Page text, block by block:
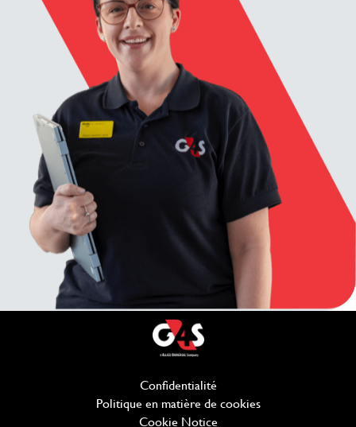
Confidentialité
Politique en matière de cookies(ouvre dans une
Cookie Notice